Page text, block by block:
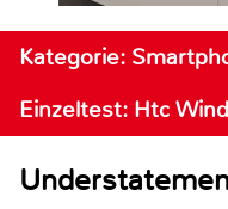
Kategorie:
Einzeltest: Htc